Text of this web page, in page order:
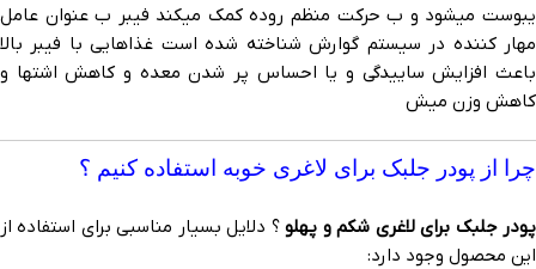
یبوست میشود و ب حرکت منظم روده کمک میکند فیبر ب عنوان عامل
مهار کننده در سیستم گوارش شناخته شده است غذاهایی با فیبر بالا
باعث افزایش ساییدگی و یا احساس پر شدن معده و کاهش اشتها و
کاهش وزن میش
چرا از پودر جلبک برای لاغری خوبه استفاده کنیم ؟
پودر جلبک برای لاغری شکم و پهلو؟ دلایل بسیار مناسبی برای استفاده از
این محصول وجود دارد: